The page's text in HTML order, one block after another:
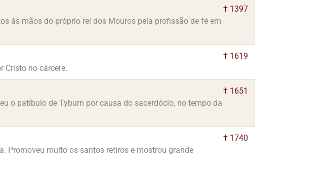
às mãos do próprio rei dos Mouros pela profissão de fé em
† 1397
Cristo no cárcere.
† 1619
o patíbulo de Tyburn por causa do sacerdócio, no tempo da
† 1651
Promoveu muito os santos retiros e mostrou grande
† 1740